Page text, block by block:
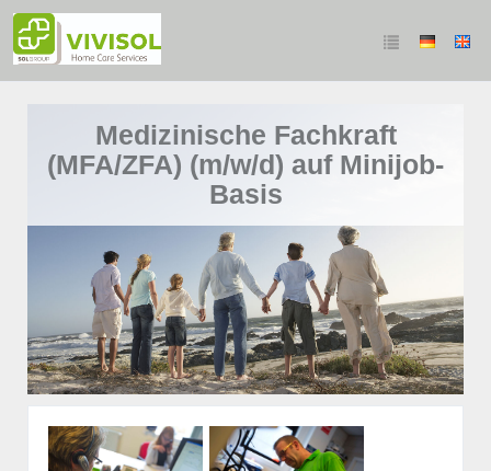
Medizinische Fachkraft
(MFA/ZFA) (m/w/d) auf Minijob-
Basis